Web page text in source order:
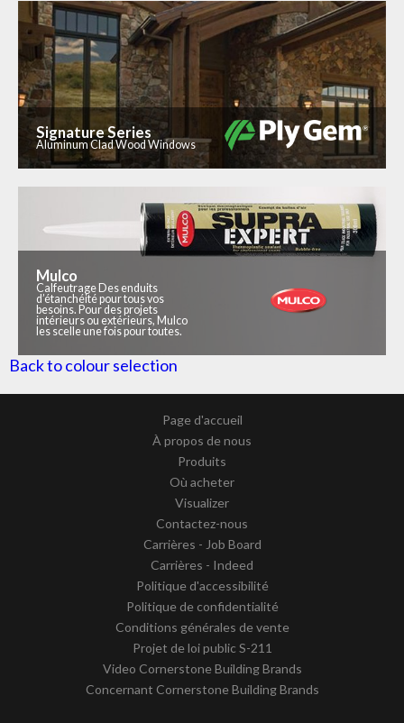
Signature Series
Aluminum Clad Wood Windows
Mulco
Calfeutrage Des enduits
d’étanchéité pour tous vos
besoins. Pour des projets
intérieurs ou extérieurs, Mulco
les scelle une fois pour toutes.
Back to colour selection
Page d'accueil
À propos de nous
Produits
Où acheter
Visualizer
Contactez-nous
Carrières - Job Board
Carrières - Indeed
Politique d'accessibilité
Politique de confidentialité
Conditions générales de vente
Projet de loi public S-211
Video Cornerstone Building Brands
Concernant Cornerstone Building Brands